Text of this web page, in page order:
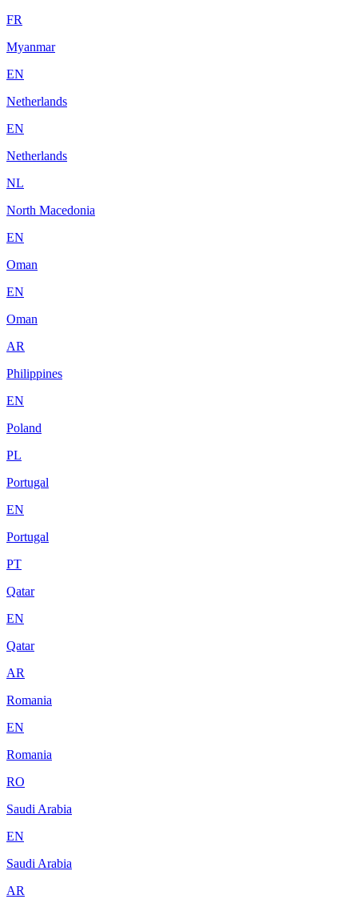
FR
Myanmar
EN
Netherlands
EN
Netherlands
NL
North Macedonia
EN
Oman
EN
Oman
AR
Philippines
EN
Poland
PL
Portugal
EN
Portugal
PT
Qatar
EN
Qatar
AR
Romania
EN
Romania
RO
Saudi Arabia
EN
Saudi Arabia
AR